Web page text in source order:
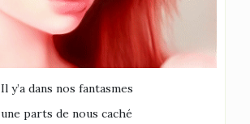
Il y’a dans nos fantasmes
une parts de nous caché